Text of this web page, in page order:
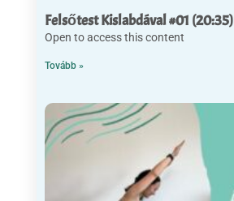
Felsőtest Kislabdával #01 (20:35)
Open to access this content
Tovább »